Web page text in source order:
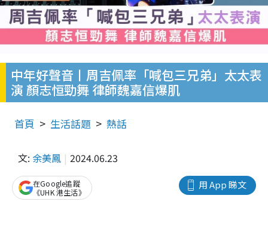
中年好聲音丨周吉佩率「喊包三兄弟」太太表
演 顏志恒勁舞 律師魏嘉信爆肌
首頁 生活話題 熱話
文: 余美鳳 2024.06.23
用 App 睇文
在Google追蹤
《UHK 港生活》